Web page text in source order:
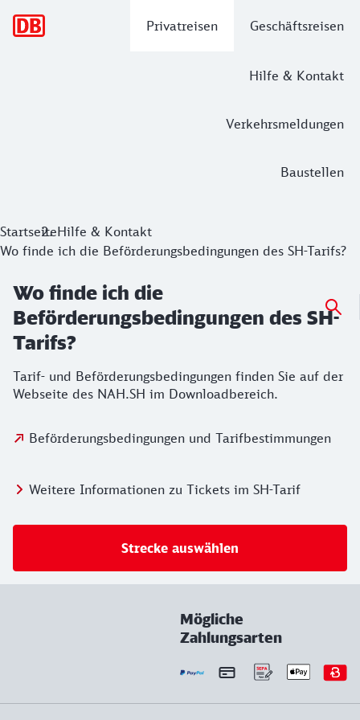
Privatreisen Geschäftsreisen
Hilfe & Kontakt
Verkehrsmeldungen
Baustellen
StartseiteHilfe & Kontakt
Wo finde ich die Beförderungsbedingungen des SH-Tarifs?
Wo finde ich die
Beförderungsbedingungen des SH-
Tarifs?
Tarif- und Beförderungsbedingungen finden Sie auf der
Webseite des NAH.SH im Downloadbereich.
Beförderungsbedingungen und Tarifbestimmungen
Weitere Informationen zu Tickets im SH-Tarif
Strecke auswählen
Mögliche
Zahlungsarten